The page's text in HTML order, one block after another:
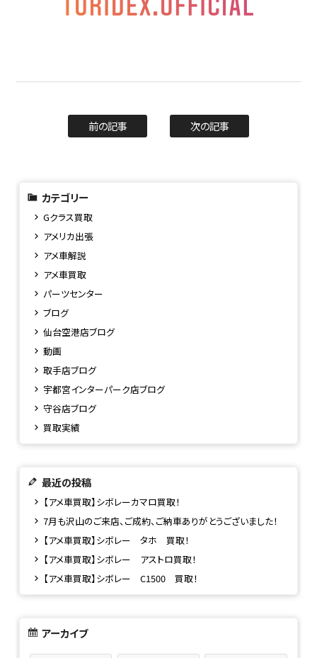
前の記事 次の記事
カテゴリー
Gクラス買取
アメリカ出張
アメ車解説
アメ車買取
パーツセンター
ブログ
仙台空港店ブログ
動画
取手店ブログ
宇都宮インターパーク店ブログ
守谷店ブログ
買取実績
最近の投稿
【アメ車買取】シボレーカマロ買取！
7月も沢山のご来店、ご成約、ご納車ありがとうございました！
【アメ車買取】シボレー タホ 買取！
【アメ車買取】シボレー アストロ買取！
【アメ車買取】シボレー C1500 買取！
アーカイブ